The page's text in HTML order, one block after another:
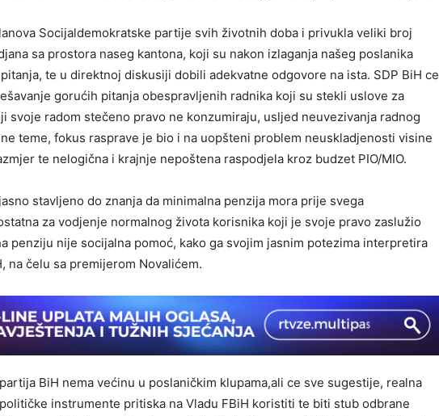
Socijaldemokratske partije svih životnih doba i privukla veliki broj
sa prostora naseg kantona, koji su nakon izlaganja našeg poslanika
te u direktnoj diskusiji dobili adekvatne odgovore na ista. SDP BiH ce
gorućih pitanja obespravljenih radnika koji su stekli uslove za
svoje radom stečeno pravo ne konzumiraju, usljed neuvezivanja radnog
teme, fokus rasprave je bio i na uopšteni problem neuskladjenosti visine
te nelogična i krajnje nepoštena raspodjela kroz budzet PIO/MIO.
stavljeno do znanja da minimalna penzija mora prije svega
za vodjenje normalnog života korisnika koji je svoje pravo zaslužio
penziju nije socijalna pomoć, kako ga svojim jasnim potezima interpretira
na čelu sa premijerom Novalićem.
BiH nema većinu u poslaničkim klupama,ali ce sve sugestije, realna
instrumente pritiska na Vladu FBiH koristiti te biti stub odbrane